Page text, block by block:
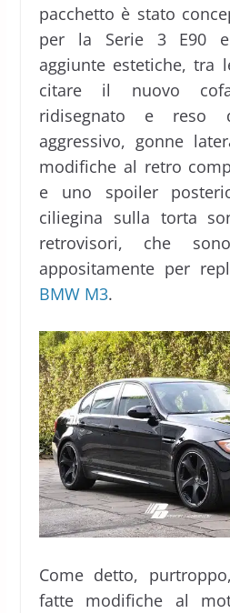
pacchetto è stato
per la Serie 3 E90
aggiunte estetiche, tra
citare il nuovo
ridisegnato e reso
aggressivo, gonne
modifiche al retro
e uno spoiler
ciliegina sulla torta
retrovisori, che
appositamente per
BMW M3.
Come detto,
fatte modifiche al